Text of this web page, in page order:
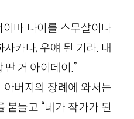
마 나이를 스무살이나
카나, 우얘 된 기라. 내
거 아이데이.”
버지의 장례에 와서는
붙들고 “네가 작가가 된